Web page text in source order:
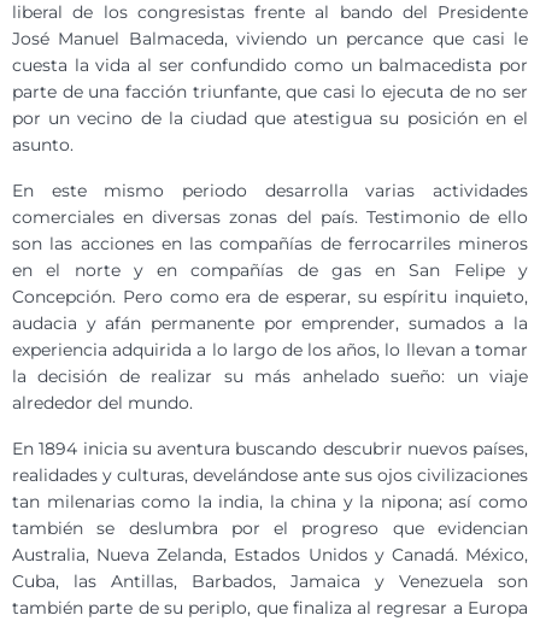
liberal de los congresistas frente al bando del Presidente
José Manuel Balmaceda, viviendo un percance que casi le
cuesta la vida al ser confundido como un balmacedista por
parte de una facción triunfante, que casi lo ejecuta de no ser
por un vecino de la ciudad que atestigua su posición en el
asunto.
En este mismo periodo desarrolla varias actividades
comerciales en diversas zonas del país. Testimonio de ello
son las acciones en las compañías de ferrocarriles mineros
en el norte y en compañías de gas en San Felipe y
Concepción. Pero como era de esperar, su espíritu inquieto,
audacia y afán permanente por emprender, sumados a la
experiencia adquirida a lo largo de los años, lo llevan a tomar
la decisión de realizar su más anhelado sueño: un viaje
alrededor del mundo.
En 1894 inicia su aventura buscando descubrir nuevos países,
realidades y culturas, develándose ante sus ojos civilizaciones
tan milenarias como la india, la china y la nipona; así como
también se deslumbra por el progreso que evidencian
Australia, Nueva Zelanda, Estados Unidos y Canadá. México,
Cuba, las Antillas, Barbados, Jamaica y Venezuela son
también parte de su periplo, que finaliza al regresar a Europa